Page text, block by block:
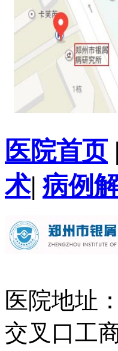
医院首页|
术| 病例
医院地址
交叉口工